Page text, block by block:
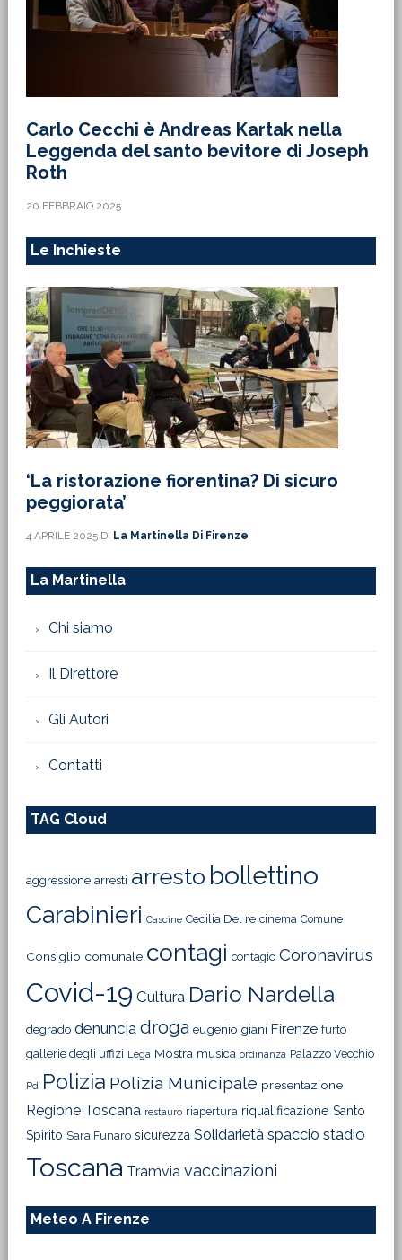
Carlo Cecchi è Andreas Kartak nella
Leggenda del santo bevitore di Joseph
Roth
20 FEBBRAIO 2025
Le Inchieste
‘La ristorazione fiorentina? Di sicuro
peggiorata’
4 APRILE 2025DI La Martinella Di Firenze
La Martinella
Chi siamo
Il Direttore
Gli Autori
Contatti
TAG Cloud
aggressione arresti arresto bollettino
Carabinieri Cascine Cecilia Del re cinema Comune
Consiglio comunale contagi contagio Coronavirus
Covid-19 Cultura Dario Nardella
degrado denuncia droga eugenio giani Firenze furto
gallerie degli uffizi Lega Mostra musica ordinanza Palazzo Vecchio
Pd Polizia Polizia Municipale presentazione
Regione Toscana restauro riapertura riqualificazione Santo
Spirito Sara Funaro sicurezza Solidarietà spaccio stadio
Toscana Tramvia vaccinazioni
Meteo A Firenze